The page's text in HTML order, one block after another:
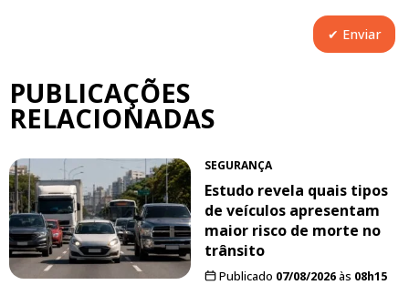
PUBLICAÇÕES
RELACIONADAS
SEGURANÇA
Estudo revela quais tipos
de veículos apresentam
maior risco de morte no
trânsito
Publicado 07/08/2026às 08h15